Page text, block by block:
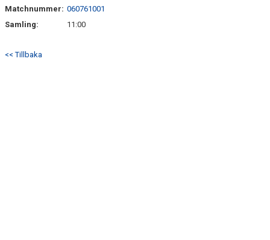
CUPER 2026/2027
Matchnummer: 060761001
Samling:
11:00
<< Tillbaka